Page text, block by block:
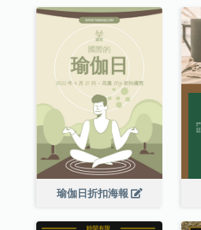
瑜伽日折扣海報